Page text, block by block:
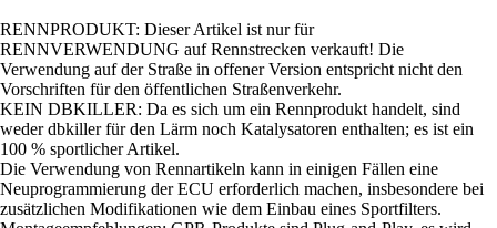
RENNPRODUKT: Dieser Artikel ist nur für
RENNVERWENDUNG auf Rennstrecken verkauft! Die
Verwendung auf der Straße in offener Version entspricht nicht den
Vorschriften für den öffentlichen Straßenverkehr.
KEIN DBKILLER: Da es sich um ein Rennprodukt handelt, sind
weder dbkiller für den Lärm noch Katalysatoren enthalten; es ist ein
100 % sportlicher Artikel.
Die Verwendung von Rennartikeln kann in einigen Fällen eine
Neuprogrammierung der ECU erforderlich machen, insbesondere bei
zusätzlichen Modifikationen wie dem Einbau eines Sportfilters.